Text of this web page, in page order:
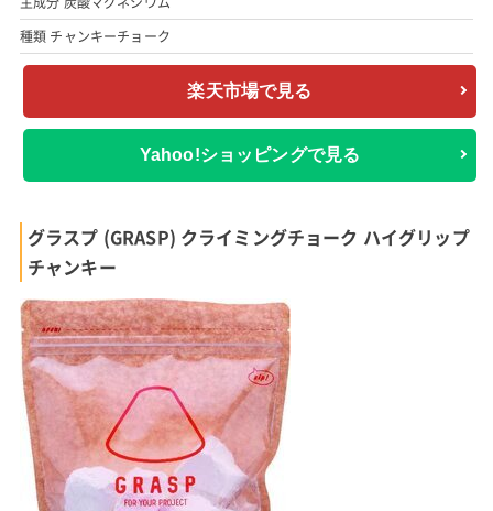
種類 チャンキーチョーク
楽天市場で見る
Yahoo!ショッピングで見る
グラスプ (GRASP) クライミングチョーク ハイグリップ
チャンキー